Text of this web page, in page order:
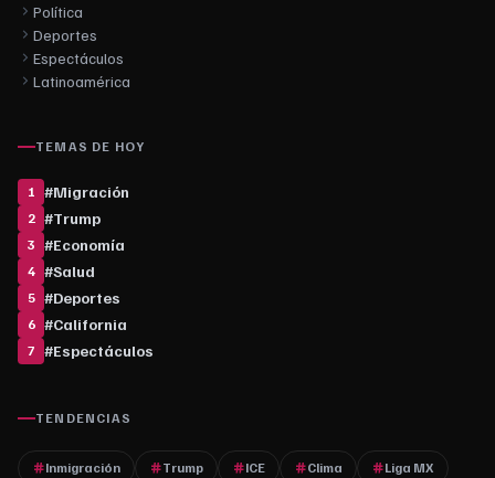
Política
Deportes
Espectáculos
Latinoamérica
TEMAS DE HOY
1 #Migración
2 #Trump
3 #Economía
4 #Salud
5 #Deportes
6 #California
7 #Espectáculos
TENDENCIAS
Inmigración Trump ICE Clima Liga MX